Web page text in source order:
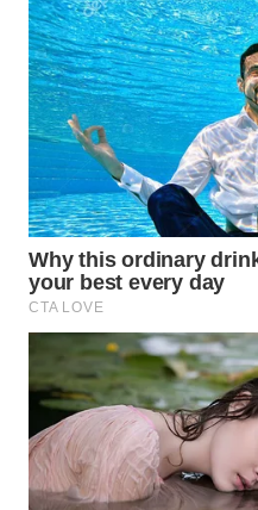
WN
PRIANGAN
TIMUR
WN
SEMARANG
WN
SOLO
BOROBUDUR
WN
MADURA
WN